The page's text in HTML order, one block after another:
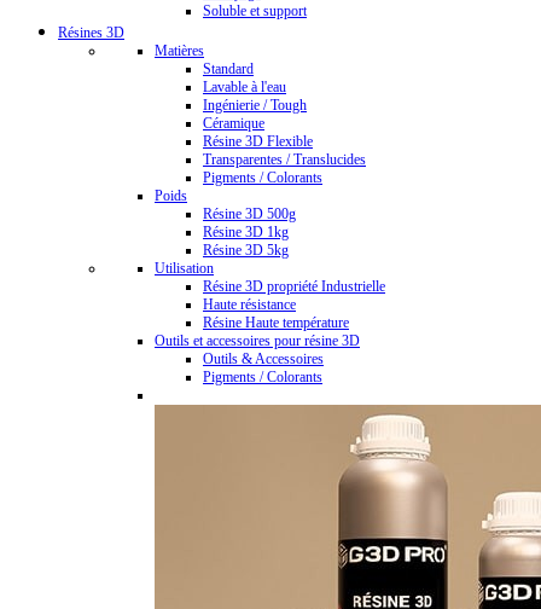
Soluble et support
Résines 3D
Matières
Standard
Lavable à l'eau
Ingénierie / Tough
Céramique
Résine 3D Flexible
Transparentes / Translucides
Pigments / Colorants
Poids
Résine 3D 500g
Résine 3D 1kg
Résine 3D 5kg
Utilisation
Résine 3D propriété Industrielle
Haute résistance
Résine Haute température
Outils et accessoires pour résine 3D
Outils & Accessoires
Pigments / Colorants